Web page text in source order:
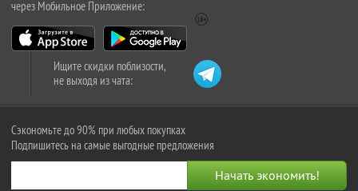
через Мобильное Приложение:
Ищите скидки поблизости,
не выходя из чата:
Сэкономьте до 90% при любых покупках
Подпишитесь на самые выгодные предложения